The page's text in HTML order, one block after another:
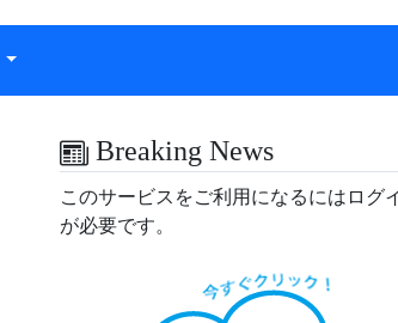
Breaking News
このサービスをご利用になるにはログ
が必要です。